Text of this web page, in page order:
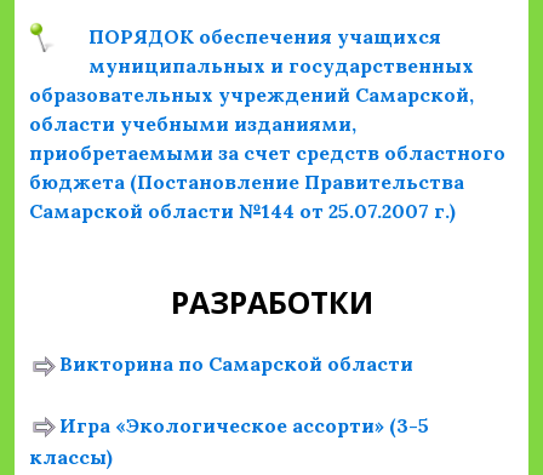
ПОРЯДОК обеспечения учащихся
муниципальных и государственных
образовательных учреждений Самарской,
области учебными изданиями,
приобретаемыми за счет средств областного
бюджета (Постановление Правительства
Самарской области №144 от 25.07.2007 г.)
РАЗРАБОТКИ
Викторина по Самарской области
Игра «Экологическое ассорти» (3-5
классы)